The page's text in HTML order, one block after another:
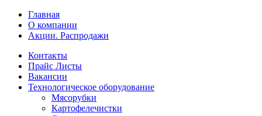
Главная
О компании
Акции. Распродажи
Контакты
Прайс Листы
Вакансии
Технологическое оборудование
Мясорубки
Картофелечистки